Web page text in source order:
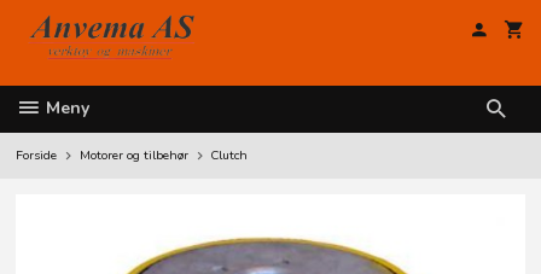
innholdet
Meny
Forside Motorer og tilbehør Clutch